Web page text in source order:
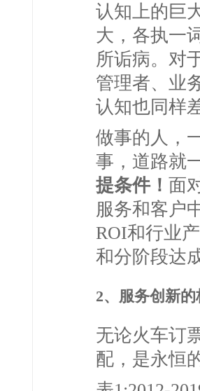
认知上的巨
大，各执一
所诟病。对
管理者、业
认知也同样
做事的人，
事，道路就
提条件！ 面
服务和客户
ROI和行业
和分阶段达
2、服务创新
无论火车订
配，是永恒